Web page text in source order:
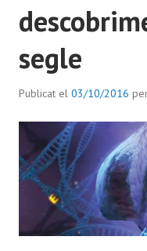
segle
Publicat el 03/10/2016